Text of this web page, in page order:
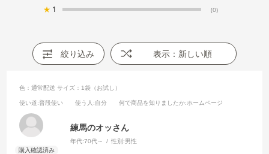
★ 1 (0)
絞り込み 表示：新しい順
色：通常配送 サイズ：1袋（お試し）
使い道:普段使い 使う人 :自分 何で商品を知りましたか:ホームページ
練馬のオッさん
年代:70代～ 性別:男性